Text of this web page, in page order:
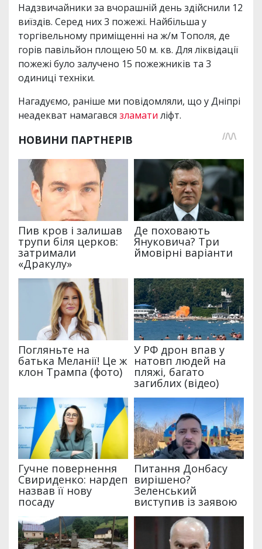
Надзвичайники за вчорашній день здійснили 12
виїздів. Серед них 3 пожежі. Найбільша у
торгівельному приміщенні на ж/м Тополя, де
горів павільйон площею 50 м. кв. Для ліквідації
пожежі було залучено 15 пожежників та 3
одиниці техніки.
Нагадуємо, раніше ми повідомляли, що у Дніпрі
неадекват намагався зламати ліфт.